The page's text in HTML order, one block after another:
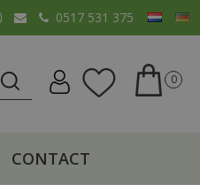
0517 531 375
CONTACT